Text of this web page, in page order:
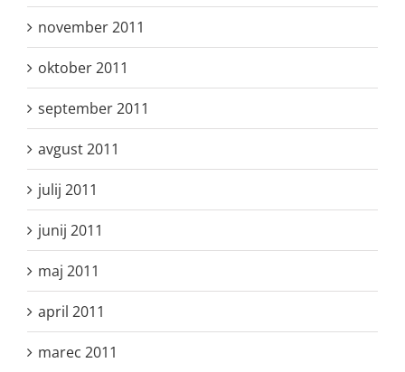
november 2011
oktober 2011
september 2011
avgust 2011
julij 2011
junij 2011
maj 2011
april 2011
marec 2011